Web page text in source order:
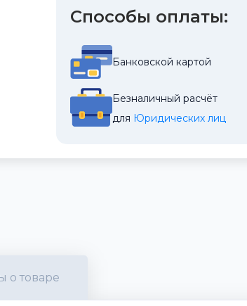
Способы оплаты:
Банковской картой
Безналичный расчёт
для Юридических лиц
о товаре